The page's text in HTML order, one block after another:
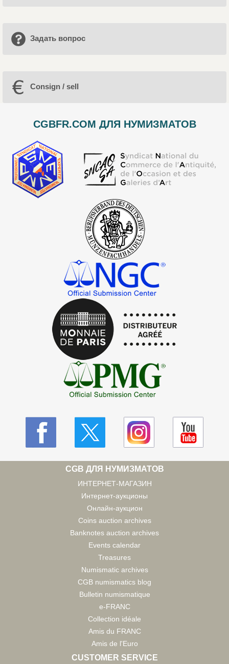
Задать вопрос
Consign / sell
CGBFR.COM ДЛЯ НУМИЗМАТОВ
CGB ДЛЯ НУМИЗМАТОВ
ИНТЕРНЕТ-МАГАЗИН
Интернет-аукционы
Онлайн-аукцион
Coins auction archives
Banknotes auction archives
Events calendar
Treasures
Numismatic archives
CGB numismatics blog
Bulletin numismatique
e-FRANC
Collection idéale
Amis du FRANC
Amis de l'Euro
CUSTOMER SERVICE